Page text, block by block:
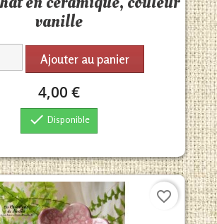
vanille
Ajouter au panier
4,00 €
 Disponible
favorite_border